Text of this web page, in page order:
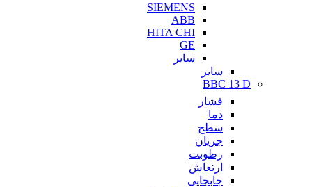
SIEMENS
ABB
HITA CHI
GE
سایر
سایر
BBC 13 D
فشار
دما
سطح
جریان
رطوبت
ارتعاش
جابجایی